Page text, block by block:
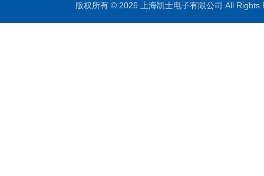
版权所有 © 2026 上海凯士电子有限公司 All